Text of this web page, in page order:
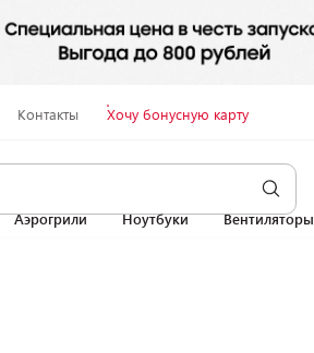
Контакты Хочу бонусную карту
Аэрогрили Ноутбуки Вентиляторы